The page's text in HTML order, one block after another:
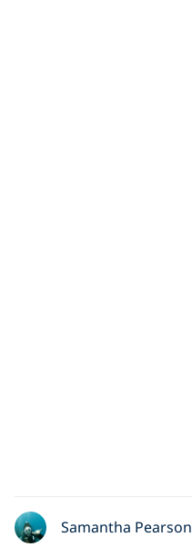
Samantha Pearson